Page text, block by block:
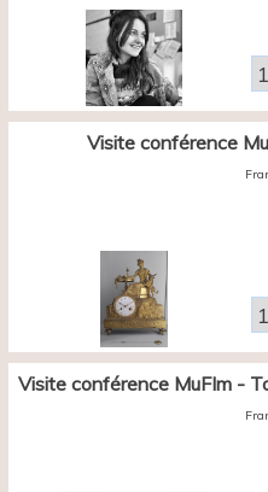
Visite conférence
Visite conférence MuFIm -